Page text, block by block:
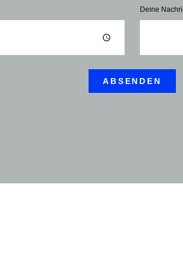
Deine
ABSENDEN